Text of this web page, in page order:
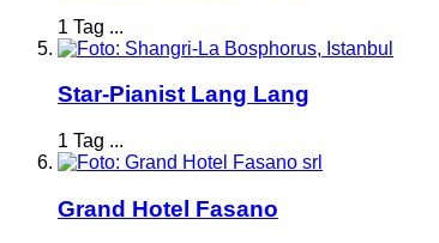
1 Tag ...
Star-Pianist Lang Lang
1 Tag ...
Grand Hotel Fasano